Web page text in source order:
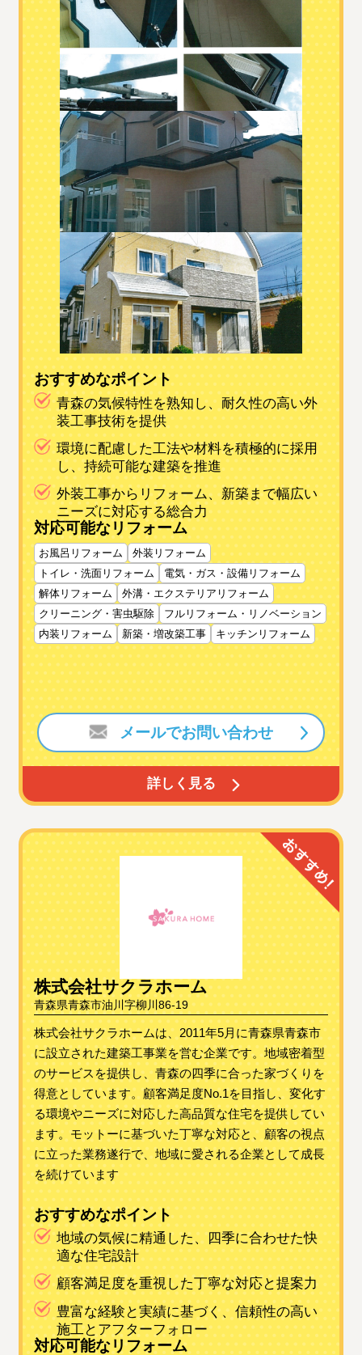
おすすめなポイント
青森の気候特性を熟知し、耐久性の高い外
装工事技術を提供
環境に配慮した工法や材料を積極的に採用
し、持続可能な建築を推進
外装工事からリフォーム、新築まで幅広い
ニーズに対応する総合力
対応可能なリフォーム
お風呂リフォーム
外装リフォーム
トイレ・洗面リフォーム
電気・ガス・設備リフォーム
解体リフォーム
外溝・エクステリアリフォーム
クリーニング・害虫駆除
フルリフォーム・リノベーション
内装リフォーム
新築・増改築工事 キッチンリフォーム
詳しく見る
メールでお問い合わせ
株式会社サクラホーム
青森県青森市油川字柳川86-19
株式会社サクラホームは、2011年5月に青森県青森市
に設立された建築工事業を営む企業です。地域密着型
のサービスを提供し、青森の四季に合った家づくりを
得意としています。顧客満足度No.1を目指し、変化す
る環境やニーズに対応した高品質な住宅を提供してい
ます。モットーに基づいた丁寧な対応と、顧客の視点
に立った業務遂行で、地域に愛される企業として成長
を続けています
おすすめなポイント
地域の気候に精通した、四季に合わせた快
適な住宅設計
顧客満足度を重視した丁寧な対応と提案力
豊富な経験と実績に基づく、信頼性の高い
施工とアフターフォロー
対応可能なリフォーム